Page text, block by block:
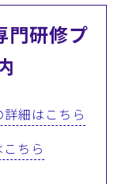
門研修プ
細はこちら
ちら